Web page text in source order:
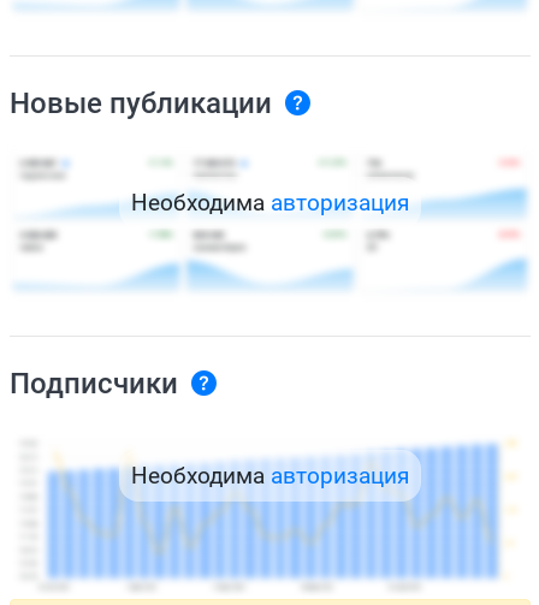
Новые публикации
Необходима авторизация
Подписчики
Необходима авторизация